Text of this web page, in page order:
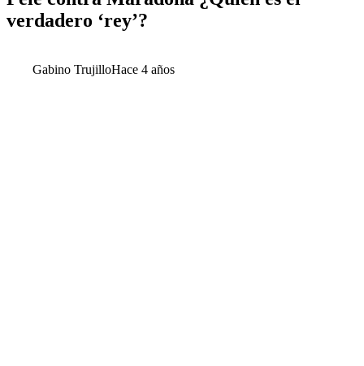
verdadero ‘rey’?
Gabino TrujilloHace 4 años